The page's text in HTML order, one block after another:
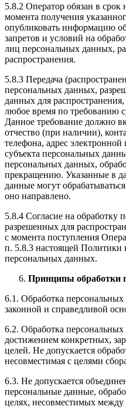
5.8.2 Оператор обязан в срок
момента получения
опубликовать информацию
запретов и условий на
лиц персональных данных,
распространения.
5.8.3 Передача
персональных данных,
данных для
любое время по требованию
Данное требование должно
отчество (при наличии),
телефона, адрес
субъекта персональных
персональных данных,
прекращению. Указанные в
данные могут
оно направлено.
5.8.4 Согласие на обработку
разрешенных для
с момента поступления
п. 5.8.3 настоящей Политики
персональных данных.
Принципы обработки
6.1. Обработка
законной и справедливой
6.2. Обработка
достижением конкретных,
целей. Не допускается
несовместимая с целями
6.3. Не допускается
персональные данные,
целях, несовместимых между